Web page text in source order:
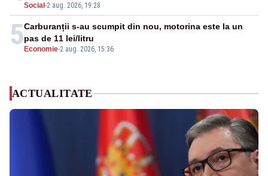
Social -2 aug. 2026, 19:28
5 Economie-2 aug. 2026, 15:36
Carburanții s-au scumpit din nou, motorina este la un
pas de 11 lei/litru
ACTUALITATE